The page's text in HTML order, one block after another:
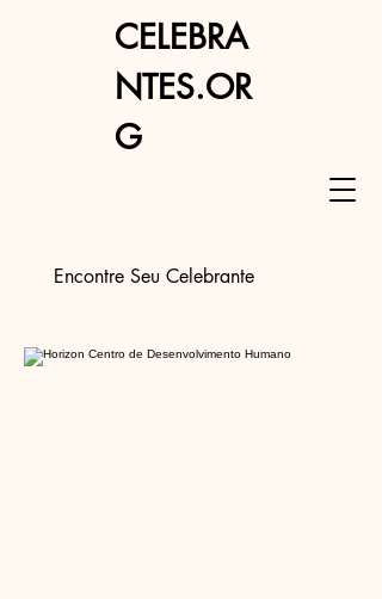
Encontre Seu Celebrante
CELEBRA
NTES.OR
G